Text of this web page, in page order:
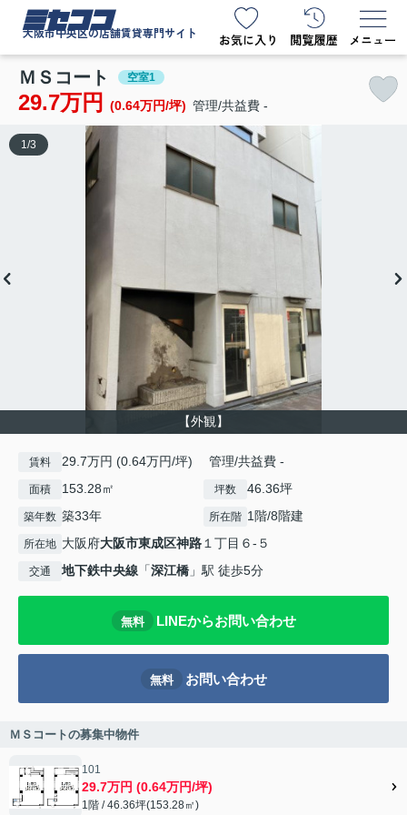
ミセココ
大阪市中央区の店舗賃貸専門サイト
ＭＳコート 空室1
29.7万円 (0.64万円/坪) 管理/共益費 -
【外観】
1 /3
賃料 29.7万円 (0.64万円/坪) 管理/共益費 -
面積 153.28㎡ 坪数 46.36坪
築年数 築33年 所在階 1階/8階建
所在地 大阪府大阪市東成区神路 １丁目６-５
交通 地下鉄中央線 「深江橋 」駅 徒歩5分
無料 LINEからお問い合わせ
無料 お問い合わせ
ＭＳコートの募集中物件
101
29.7万円 (0.64万円/坪)
1階 / 46.36坪(153.28㎡)